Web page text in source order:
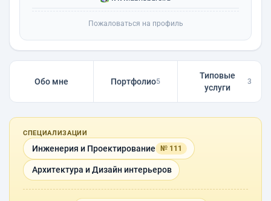
Пожаловаться на профиль
Обо мне Портфолио5
Типовые
услуги
3
СПЕЦИАЛИЗАЦИИ
Инженерия и Проектирование № 111
Архитектура и Дизайн интерьеров